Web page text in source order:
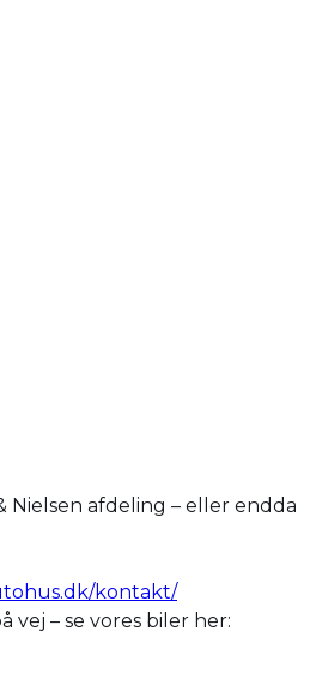
afdeling – eller endda
kontakt/
– se vores biler her: